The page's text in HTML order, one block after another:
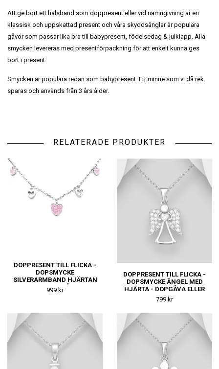
Att ge bort ett halsband som doppresent eller vid namngivning är en
klassisk och uppskattad present och våra skyddsänglar är populära
gåvor som passar lika bra till babypresent, födelsedag & julklapp. Alla
smycken levereras med presentförpackning för att enkelt kunna ges
bort i present.
Smycken är populära redan som babypresent. Ett minne som vi då rek.
sparas och används från 3 års ålder.
RELATERADE PRODUKTER
DOPPRESENT TILL FLICKA -
DOPSMYCKE
SILVERARMBAND HJÄRTAN
ROSA - FIN DOPGÅVA ELLER
NAMNGIVNINGSPRESENT
999 kr
DOPPRESENT TILL FLICKA -
DOPSMYCKE ÄNGEL MED
HJÄRTA - DOPGÅVA ELLER
NAMNGIVNINGSPRESENT
799 kr